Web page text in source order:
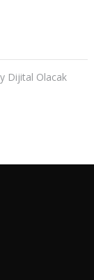
Dijital Olacak